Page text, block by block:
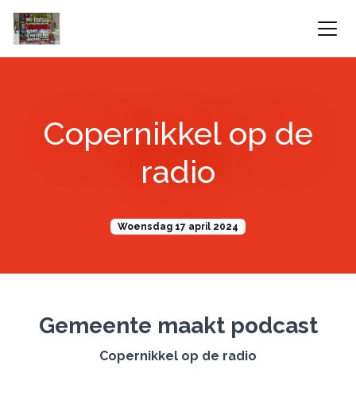
Copernikkel op de
radio
Woensdag 17 april 2024
Gemeente maakt podcast
Copernikkel op de radio